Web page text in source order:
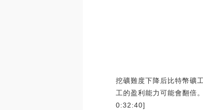
挖礦難度下降后比特幣礦
工的盈利能力可能會翻倍
0:32:40]